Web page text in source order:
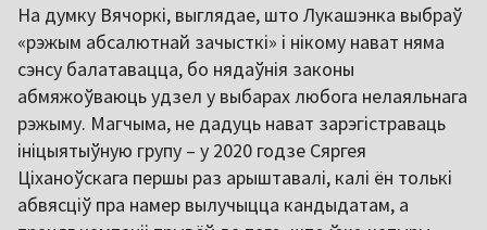
На думку Вячоркі, выглядае, што Лукашэнка выбраў
«рэжым абсалютнай зачысткі» і нікому нават няма
сэнсу балатавацца, бо нядаўнія законы
абмяжоўваюць удзел у выбарах любога нелаяльнага
рэжыму. Магчыма, не дадуць нават зарэгістраваць
ініцыятыўную групу – у 2020 годзе Сяргея
Ціханоўскага першы раз арыштавалі, калі ён толькі
абвясціў пра намер вылучыцца кандыдатам, а